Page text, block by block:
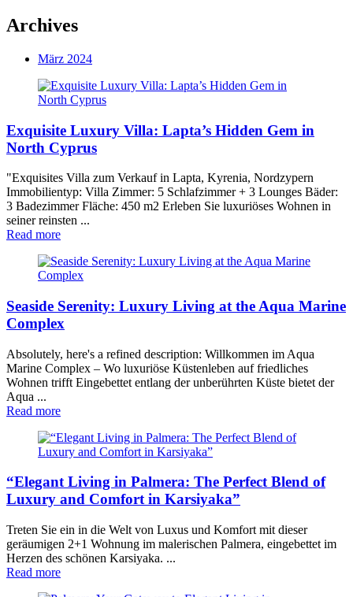
Archives
März 2024
Exquisite Luxury Villa: Lapta’s Hidden Gem in
North Cyprus
"Exquisites Villa zum Verkauf in Lapta, Kyrenia, Nordzypern
Immobilientyp: Villa Zimmer: 5 Schlafzimmer + 3 Lounges Bäder:
3 Badezimmer Fläche: 450 m2 Erleben Sie luxuriöses Wohnen in
seiner reinsten ...
Read more
Seaside Serenity: Luxury Living at the Aqua Marine
Complex
Absolutely, here's a refined description: Willkommen im Aqua
Marine Complex – Wo luxuriöse Küstenleben auf friedliches
Wohnen trifft Eingebettet entlang der unberührten Küste bietet der
Aqua ...
Read more
“Elegant Living in Palmera: The Perfect Blend of
Luxury and Comfort in Karsiyaka”
Treten Sie ein in die Welt von Luxus und Komfort mit dieser
geräumigen 2+1 Wohnung im malerischen Palmera, eingebettet im
Herzen des schönen Karsiyaka. ...
Read more